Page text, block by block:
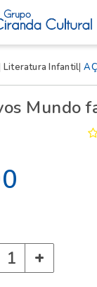
Literatura Infantil
Mundo
+